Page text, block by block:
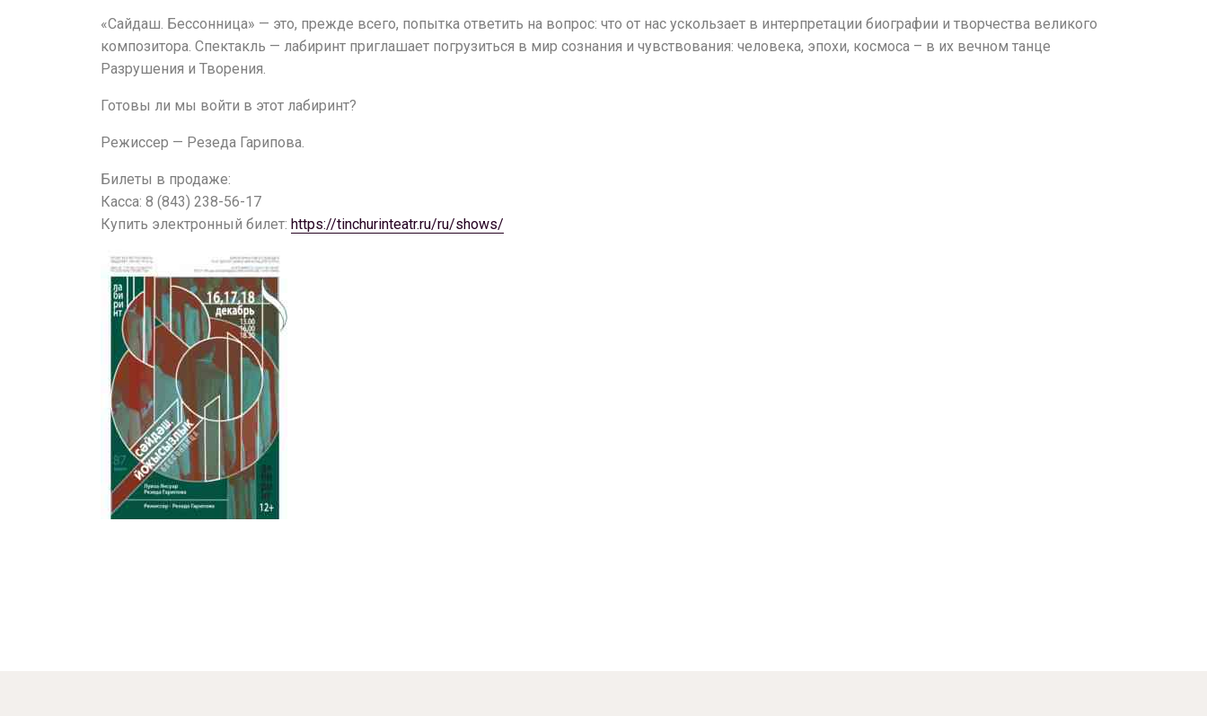
«Сайдаш. Бессонница» — это, прежде всего, попытка ответить на вопрос: что от нас ускользает в интерпретации биографии и творчества великого
композитора. Спектакль — лабиринт приглашает погрузиться в мир сознания и чувствования: человека, эпохи, космоса – в их вечном танце
Разрушения и Творения.
Готовы ли мы войти в этот лабиринт?
Режиссер — Резеда Гарипова.
Билеты в продаже:
Касса: 8 (843) 238-56-17
Купить электронный билет: https://tinchurinteatr.ru/ru/shows/